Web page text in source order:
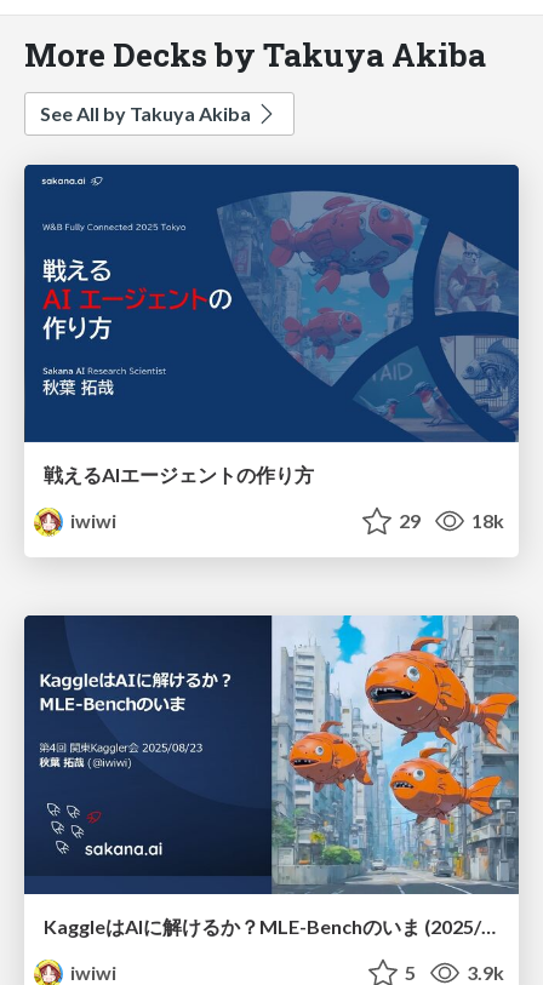
More Decks by Takuya Akiba
See All by Takuya Akiba
戦えるAIエージェントの作り方
iwiwi
29 18k
KaggleはAIに解けるか？ MLE-Benchのいま (2025/08/23; 第4回 関東Kaggler会)
iwiwi
5 3.9k